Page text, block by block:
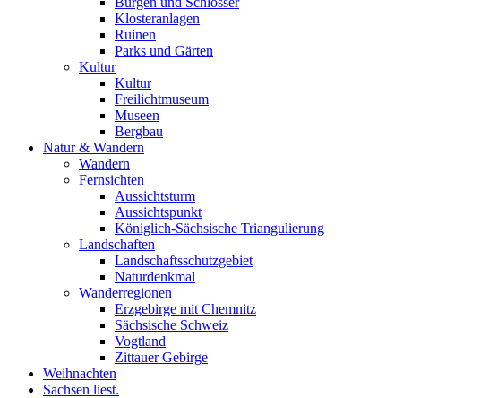
Klosteranlagen
Ruinen
Parks und Gärten
Kultur
Kultur
Freilichtmuseum
Museen
Bergbau
Natur & Wandern
Wandern
Fernsichten
Aussichtsturm
Aussichtspunkt
Königlich-Sächsische Triangulierung
Landschaften
Landschaftsschutzgebiet
Naturdenkmal
Wanderregionen
Erzgebirge mit Chemnitz
Sächsische Schweiz
Vogtland
Zittauer Gebirge
Weihnachten
Sachsen liest.